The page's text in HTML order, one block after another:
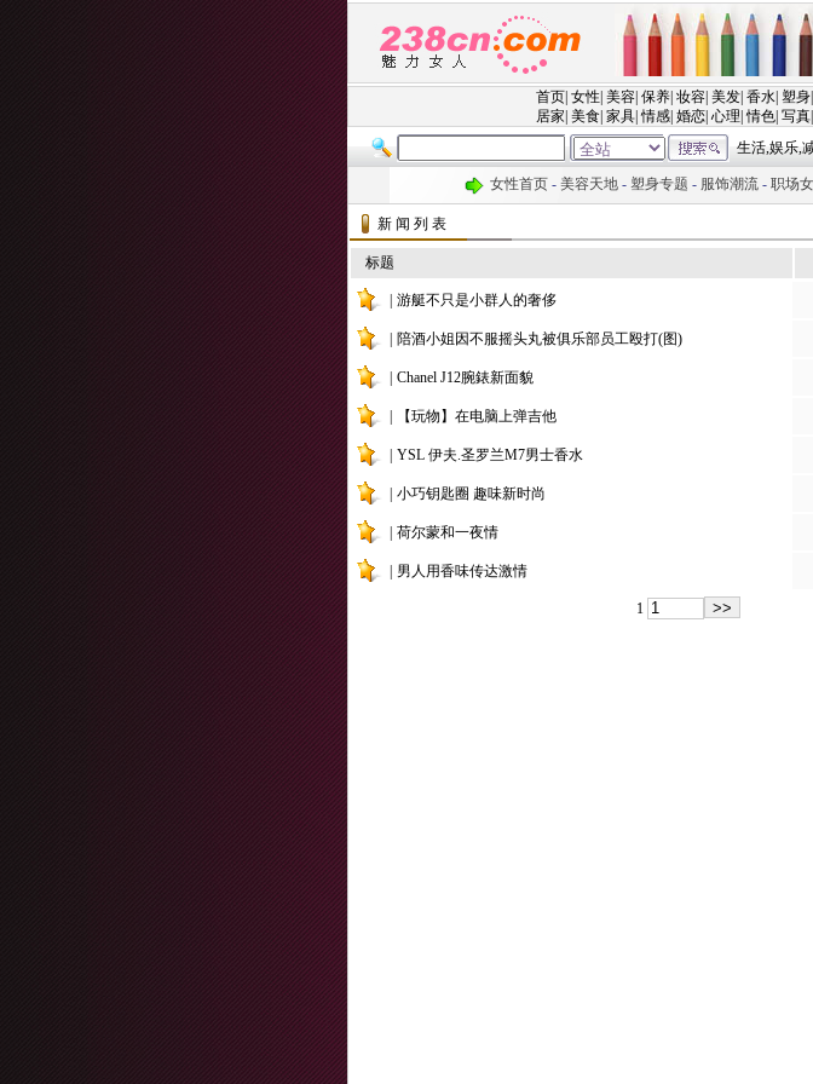
新 闻 列 表
标题
游艇不只是小群人的奢侈
陪酒小姐因不服摇头丸被俱乐部员工殴打(图)
Chanel J12腕錶新面貌
【玩物】在电脑上弹吉他
YSL 伊夫.圣罗兰M7男士香水
小巧钥匙圈 趣味新时尚
荷尔蒙和一夜情
男人用香味传达激情
1